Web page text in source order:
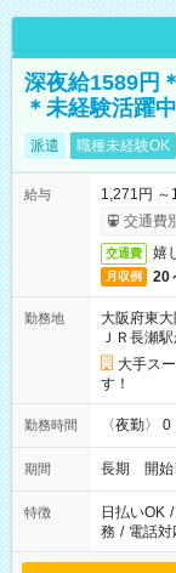
深夜給1589円
＊未経験活躍中
派遣 職種未経験OK
給与
1,271円
交通費
交通費 嬉
月収例 20
勤務地
大阪府東
ＪＲ長瀬
大手ス
す！
勤務時間 〈夜勤〉
期間 長期 開始
特徴 日払いOK /
務 / 電話対